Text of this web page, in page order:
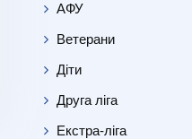
АФУ
Ветерани
Діти
Друга ліга
Екстра-ліга